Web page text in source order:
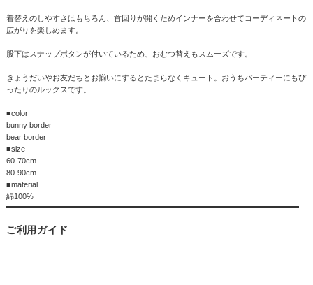
着替えのしやすさはもちろん、首回りが開くためインナーを合わせてコーディネートの
広がりを楽しめます。
股下はスナップボタンが付いているため、おむつ替えもスムーズです。
きょうだいやお友だちとお揃いにするとたまらなくキュート。おうちパーティーにもぴ
ったりのルックスです。
■color
bunny border
bear border
■size
60-70cm
80-90cm
■material
綿100%
ご利用ガイド